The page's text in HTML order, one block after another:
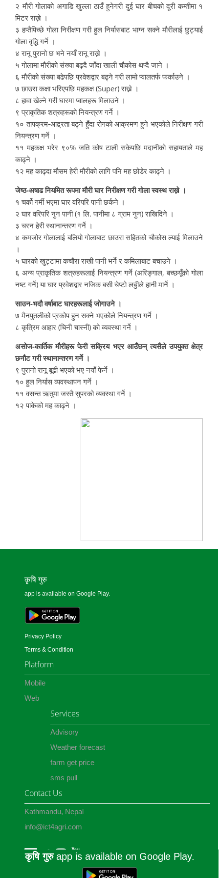
२ मौरी गोलाको अगाडि खुल्ला ठाउँ हुनेगरी दुई घार बीचको दूरी कम्तीमा १
मिटर राख्ने ।
३ हप्तैपिच्छे गोला निरीक्षण गरी हुल निर्यासबाट भाग्न सक्ने मौरीलाई छुट्याई
गोला वृद्धि गर्ने ।
४ रानू पुरानो छ भने नयाँ रानू राख्ने ।
५ गोलामा मौरीको संख्या बढ्दै जाँदा खाली चौकोस थप्दै जाने ।
६ मौरीको संख्या बढेपछि प्रवेशद्वार बढ्ने गरी लामो प्वालतर्फ फर्काउने ।
७ छाउरा कक्षा भरिएपछि महकक्ष (Super) राख्ने ।
८ हावा खेल्ने गरी घारमा प्वालहरू मिलाउने ।
९ प्राकृतिक शत्रुहरूको नियन्त्रण गर्ने ।
१० तापक्रम-आद्र्रता बढ्ने हुँदा रोगको आक्रमण हुने भएकोले निरीक्षण गरी
नियन्त्रण गर्ने ।
११ महकक्ष भरेर ९०% जति कोष टाली सकेपछि मदानीको सहायताले मह
काढ्ने ।
१२ मह काढ्दा मौसम हेरी मौरीको लागि पनि मह छोडेर काढ्ने ।
जेष्ठ-अषाढ नियमित रूपमा मौरी घार निरीक्षण गरी गोला स्वस्थ राख्ने ।
१ चर्को गर्मी भएमा घार वरिपरि पानी छर्कने ।
२ घार वरिपरि नुन पानी (१ लि. पानीमा ८ ग्राम नुन) राखिदिने ।
३ चरन हेरी स्थानान्तरण गर्ने ।
४ कमजोर गोलालाई बलियो गोलाबाट छाउरा सहितको चौकोस ल्याई मिलाउने
।
५ घारको खुट्टामा कचौरा राखी पानी भर्ने र कमिलाबाट बचाउने ।
६ अन्य प्राकृतिक शत्रुहरूलाई नियन्त्रण गर्ने (अरिङ्गाल, बच्छयूँको गोला
नष्ट गर्ने) या घार प्रवेशद्वार नजिक बसी चेप्टो लठ्ठीले हानी मार्ने ।
साउन-भदौ वर्षाबाट घारहरूलाई जोगाउने ।
७ मैनपुतलीको प्रकोप हुन सक्ने भएकोले नियन्त्रण गर्ने ।
८ कृत्रिम आहार (चिनी चास्नी) को व्यवस्था गर्ने ।
असोज-कार्तिक मौरीहरू फेरी सक्रिय भएर आउँछन् त्यसैले उपयुक्त क्षेत्र
छनौट गरी स्थानान्तरण गर्ने ।
९ पुरानो रानू बूढी भएको भए नयाँ फेर्ने ।
१० हुल निर्यास व्यवस्थापन गर्ने ।
११ वसन्त ऋतुमा जस्तै सुपरको व्यवस्था गर्ने ।
१२ पाकेको मह काढ्ने ।
कृषि गुरुapp is available on Google Play.
कृषि गुरु
app is available on Google Play.
Privacy Policy
Terms & Condition
Platform
Mobile
Web
Services
Advisory
Weather forecast
farm get price
sms pull
Contact Us
Kathmandu, Nepal
info@ict4agri.com